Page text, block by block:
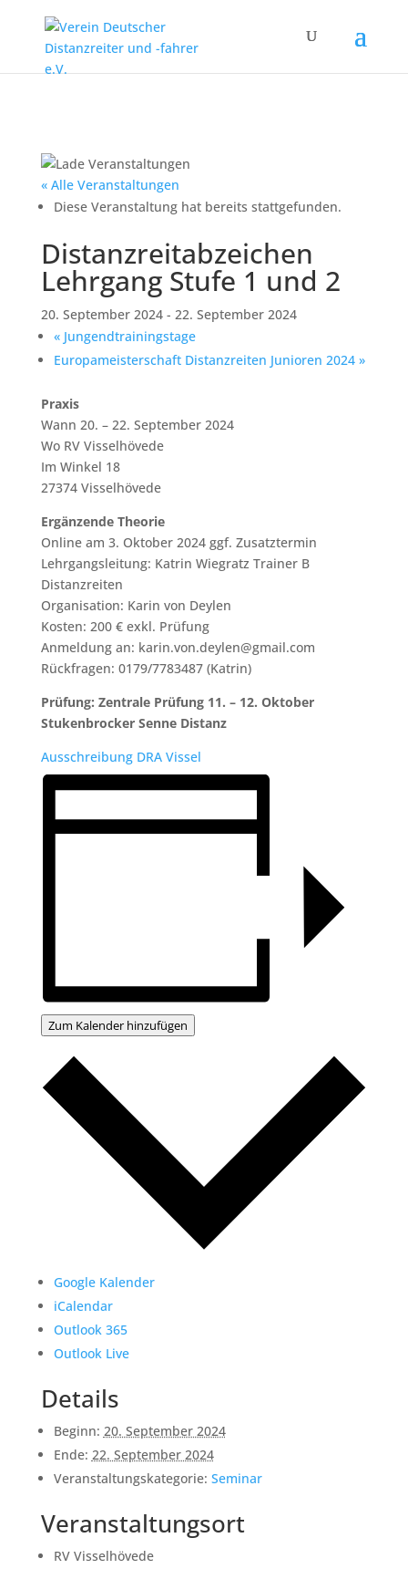
« Alle Veranstaltungen
Diese Veranstaltung hat bereits stattgefunden.
Distanzreitabzeichen
Lehrgang Stufe 1 und 2
20. September 2024- 22. September 2024
«Jungendtrainingstage
Europameisterschaft Distanzreiten Junioren 2024 »
Praxis
Wann 20. – 22. September 2024
Wo RV Visselhövede
Im Winkel 18
27374 Visselhövede
Ergänzende Theorie
Online am 3. Oktober 2024 ggf. Zusatztermin
Lehrgangsleitung: Katrin Wiegratz Trainer B
Distanzreiten
Organisation: Karin von Deylen
Kosten: 200 € exkl. Prüfung
Anmeldung an: karin.von.deylen@gmail.com
Rückfragen: 0179/7783487 (Katrin)
Prüfung: Zentrale Prüfung 11. – 12. Oktober
Stukenbrocker Senne Distanz
Ausschreibung DRA Vissel
Zum Kalender hinzufügen
Google Kalender
iCalendar
Outlook 365
Outlook Live
Details
Beginn: 20. September 2024
Ende: 22. September 2024
Veranstaltungskategorie: Seminar
Veranstaltungsort
RV Visselhövede